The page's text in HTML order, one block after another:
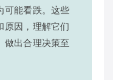
可能看跌。这些
原因，理解它们
做出合理决策至